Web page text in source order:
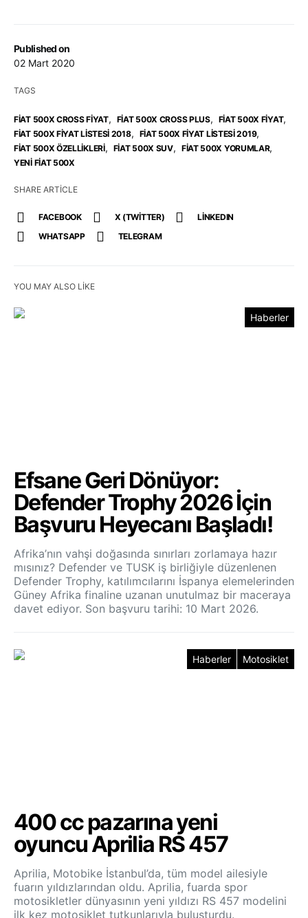
Published on
02 Mart 2020
TAGS
FIAT 500X CROSS FIYAT, FIAT 500X CROSS PLUS, FIAT 500X FIYAT,
FIAT 500X FIYAT LISTESI 2018, FIAT 500X FIYAT LISTESI 2019,
FIAT 500X ÖZELLIKLERI, FIAT 500X SUV, FIAT 500X YORUMLAR,
YENI FIAT 500X
SHARE ARTICLE
FACEBOOK X (TWITTER)
LINKEDIN
WHATSAPP
TELEGRAM
YOU MAY ALSO LIKE
Haberler
Efsane Geri Dönüyor:
Defender Trophy 2026 İçin
Başvuru Heyecanı Başladı!
Afrika’nın vahşi doğasında sınırları zorlamaya hazır
mısınız? Defender ve TUSK iş birliğiyle düzenlenen
Defender Trophy, katılımcılarını İspanya elemelerinden
Güney Afrika finaline uzanan unutulmaz bir maceraya
davet ediyor. Son başvuru tarihi: 10 Mart 2026.
Haberler Motosiklet
400 cc pazarına yeni
oyuncu Aprilia RS 457
Aprilia, Motobike İstanbul’da, tüm model ailesiyle
fuarın yıldızlarından oldu. Aprilia, fuarda spor
motosikletler dünyasının yeni yıldızı RS 457 modelini
ilk kez motosiklet tutkunlarıyla buluşturdu.